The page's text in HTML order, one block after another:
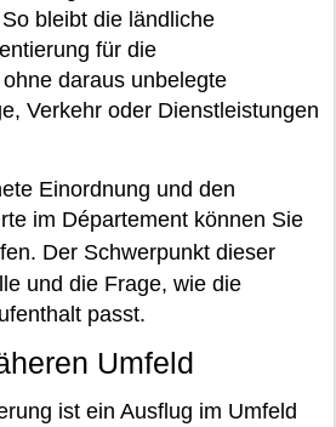
bleibt die ländliche
für die
daraus unbelegte
Verkehr oder Dienstleistungen
Einordnung und den
im Département können Sie
Der Schwerpunkt dieser
und die Frage, wie die
passt.
Umfeld
ist ein Ausflug im Umfeld